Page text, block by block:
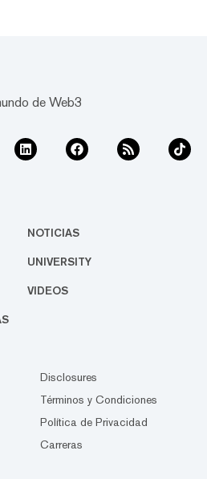
de Web3
NOTICIAS
UNIVERSITY
VIDEOS
Disclosures
Términos y Condiciones
Política de Privacidad
Carreras